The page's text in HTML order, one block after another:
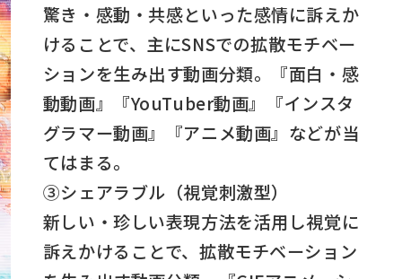
驚き・感動・共感といった感情に訴えか
けることで、主にSNSでの拡散モチベー
ションを生み出す動画分類。『面白・感
動動画』『YouTuber動画』『インスタ
グラマー動画』『アニメ動画』などが当
てはまる。
③シェアラブル（視覚刺激型）
新しい・珍しい表現方法を活用し視覚に
訴えかけることで、拡散モチベーション